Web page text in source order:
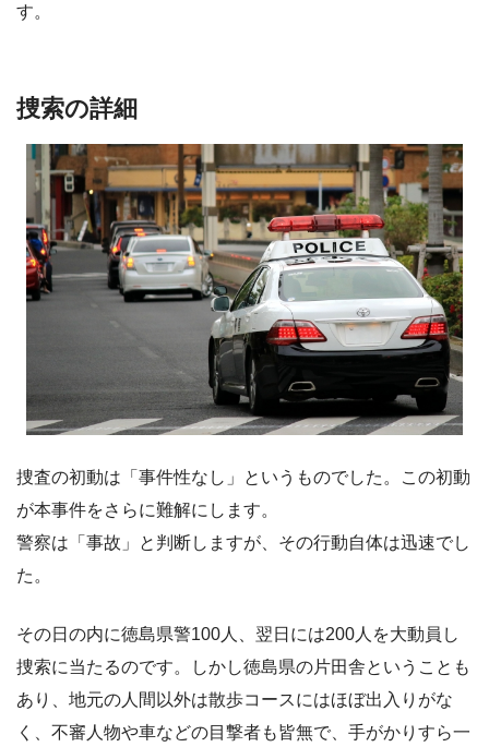
す。
捜索の詳細
捜査の初動は「事件性なし」というものでした。この初動
が本事件をさらに難解にします。
警察は「事故」と判断しますが、その行動自体は迅速でし
た。
その日の内に徳島県警100人、翌日には200人を大動員し
捜索に当たるのです。しかし徳島県の片田舎ということも
あり、地元の人間以外は散歩コースにはほぼ出入りがな
く、不審人物や車などの目撃者も皆無で、手がかりすら一